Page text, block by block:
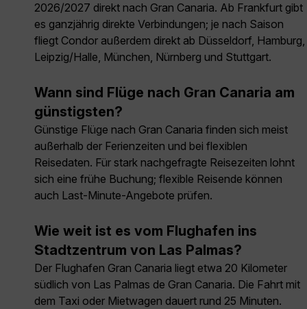
2026/2027 direkt nach Gran Canaria. Ab Frankfurt gibt
es ganzjährig direkte Verbindungen; je nach Saison
fliegt Condor außerdem direkt ab Düsseldorf, Hamburg,
Leipzig/Halle, München, Nürnberg und Stuttgart.
Wann sind Flüge nach Gran Canaria am
günstigsten?
Günstige Flüge nach Gran Canaria finden sich meist
außerhalb der Ferienzeiten und bei flexiblen
Reisedaten. Für stark nachgefragte Reisezeiten lohnt
sich eine frühe Buchung; flexible Reisende können
auch Last-Minute-Angebote prüfen.
Wie weit ist es vom Flughafen ins
Stadtzentrum von Las Palmas?
Der Flughafen Gran Canaria liegt etwa 20 Kilometer
südlich von Las Palmas de Gran Canaria. Die Fahrt mit
dem Taxi oder Mietwagen dauert rund 25 Minuten.